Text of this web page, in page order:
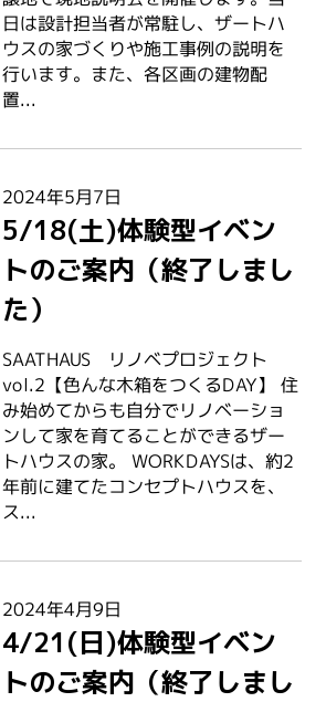
日は設計担当者が常駐し、ザートハ
ウスの家づくりや施工事例の説明を
行います。また、各区画の建物配
置...
2024年5月7日
5/18(土)体験型イベン
トのご案内（終了しまし
た）
SAATHAUS リノベプロジェクト
vol.2【色んな木箱をつくるDAY】 住
み始めてからも自分でリノベーショ
ンして家を育てることができるザー
トハウスの家。 WORKDAYSは、約2
年前に建てたコンセプトハウスを、
ス...
2024年4月9日
4/21(日)体験型イベン
トのご案内（終了しまし